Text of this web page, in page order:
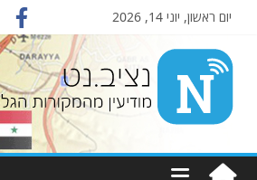
יום ראשון, יוני 14, 2026
Nziv.net
מודיעין
מהמקורות